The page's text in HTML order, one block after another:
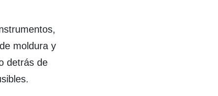
moldura y
detrás de